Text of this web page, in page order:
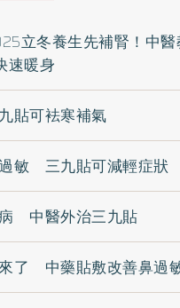
立冬養生先補腎！中
速暖身
貼可袪寒補氣
敏 三九貼可減輕症狀
中醫外治三九貼
來了 中藥貼敷改善鼻過